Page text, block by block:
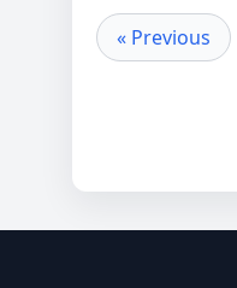
« Previous